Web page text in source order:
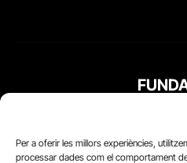
Per a oferir les millors experiències,
processar dades com el comportament